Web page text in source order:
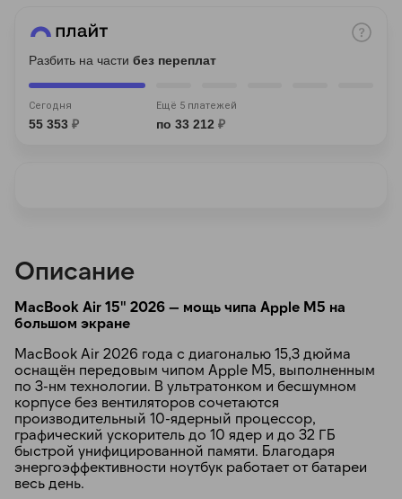
Разбить на части без переплат
Сегодня
55 353 ₽
Ещё 5 платежей
по 33 212 ₽
Описание
MacBook Air 15" 2026 — мощь чипа Apple M5 на
большом экране
MacBook Air 2026 года с диагональю 15,3 дюйма
оснащён передовым чипом Apple M5, выполненным
по 3-нм технологии. В ультратонком и бесшумном
корпусе без вентиляторов сочетаются
производительный 10-ядерный процессор,
графический ускоритель до 10 ядер и до 32 ГБ
быстрой унифицированной памяти. Благодаря
энергоэффективности ноутбук работает от батареи
весь день.